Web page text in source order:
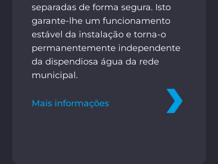
separadas de forma segura. Isto
garante-lhe um funcionamento
estável da instalação e torna-o
permanentemente independente
da dispendiosa água da rede
municipal.
Mais informações